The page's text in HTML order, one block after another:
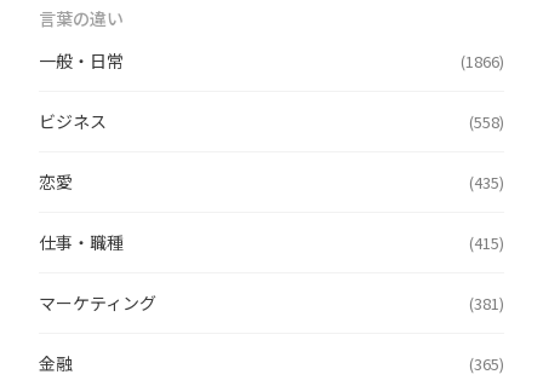
言葉の違い
一般・日常
(1866)
ビジネス (558)
恋愛 (435)
仕事・職種 (415)
マーケティング (381)
金融 (365)